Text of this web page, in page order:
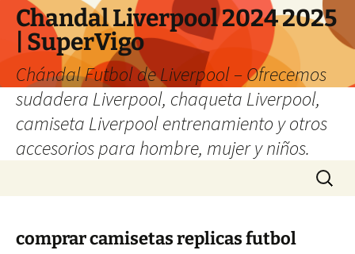
Chandal Liverpool 2024 2025
| SuperVigo
Chándal Futbol de Liverpool – Ofrecemos
sudadera Liverpool, chaqueta Liverpool,
camiseta Liverpool entrenamiento y otros
accesorios para hombre, mujer y niños.
Buscar:
comprar camisetas replicas futbol